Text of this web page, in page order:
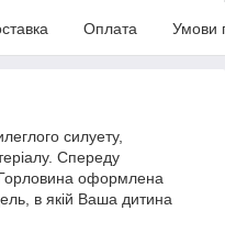
Оплата Умови
силуету,
Спереду
Горловина оформлена
в якій Ваша дитина